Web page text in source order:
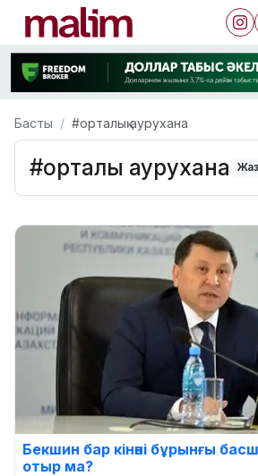
Басты #орталық аурухана
#орталық аурухана
Бекшин бар кінәні бұрынғы
отыр ма?